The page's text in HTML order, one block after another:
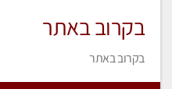
בקרוב באתר
בקרוב באתר